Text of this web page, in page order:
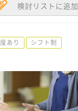
検討リストに追加
あり
シフト制